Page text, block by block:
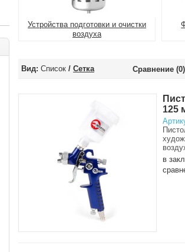
Устройства подготовки и очистки
воздуха
Вид: Список / Сетка Сравнение (0)
125
в